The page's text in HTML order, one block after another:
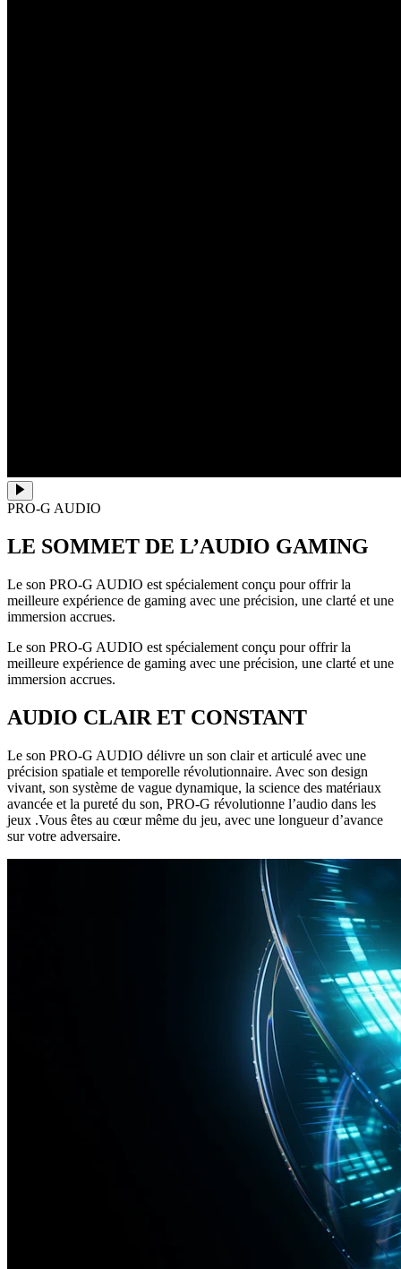
PRO-G AUDIO
LE SOMMET DE L’AUDIO GAMING
Le son PRO-G AUDIO est spécialement conçu pour offrir la
meilleure expérience de gaming avec une précision, une clarté et une
immersion accrues.
Le son PRO-G AUDIO est spécialement conçu pour offrir la
meilleure expérience de gaming avec une précision, une clarté et une
immersion accrues.
AUDIO CLAIR ET CONSTANT
Le son PRO-G AUDIO délivre un son clair et articulé avec une
précision spatiale et temporelle révolutionnaire. Avec son design
vivant, son système de vague dynamique, la science des matériaux
avancée et la pureté du son, PRO-G révolutionne l’audio dans les
jeux .Vous êtes au cœur même du jeu, avec une longueur d’avance
sur votre adversaire.